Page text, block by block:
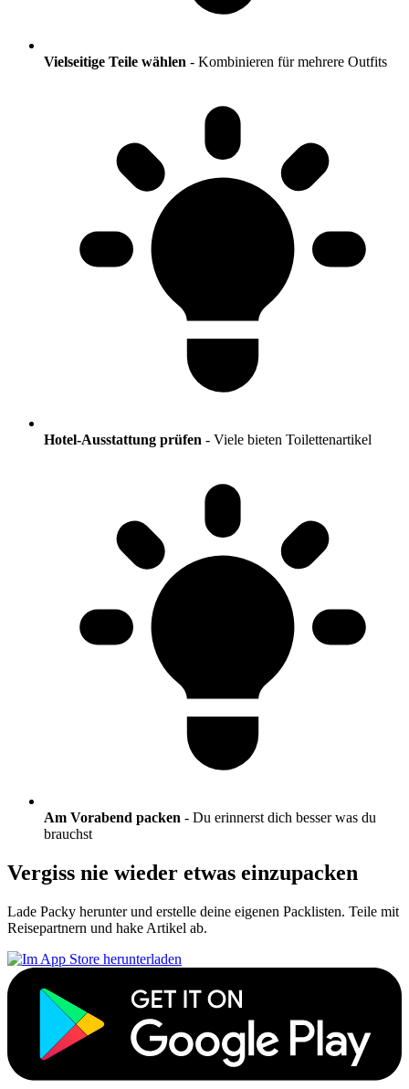
Vielseitige Teile wählen - Kombinieren für mehrere Outfits
Hotel-Ausstattung prüfen - Viele bieten Toilettenartikel
Am Vorabend packen - Du erinnerst dich besser was du
brauchst
Vergiss nie wieder etwas einzupacken
Lade Packy herunter und erstelle deine eigenen Packlisten. Teile mit
Reisepartnern und hake Artikel ab.